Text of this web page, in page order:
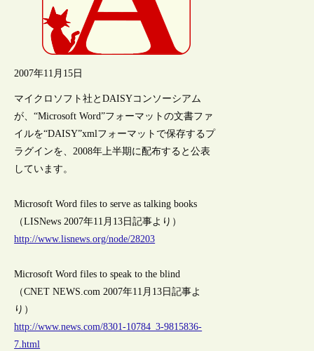
2007年11月15日
マイクロソフト社とDAISYコンソーシアム
が、“Microsoft Word”フォーマットの文書ファ
イルを“DAISY”xmlフォーマットで保存するプ
ラグインを、2008年上半期に配布すると公表
しています。
Microsoft Word files to serve as talking books
（LISNews 2007年11月13日記事より）
http://www.lisnews.org/node/28203
Microsoft Word files to speak to the blind
（CNET NEWS.com 2007年11月13日記事よ
り）
http://www.news.com/8301-10784_3-9815836-
7.html